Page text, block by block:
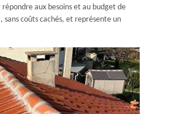
aux besoins et au budget de
coûts cachés, et représente un